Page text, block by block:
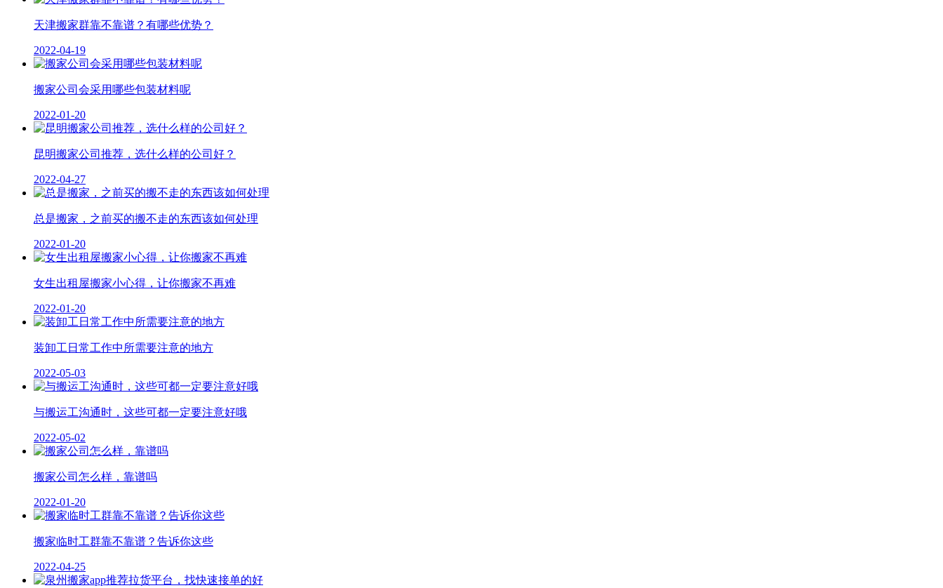
天津搬家群靠不靠谱？有哪些优势？
2022-04-19
搬家公司会采用哪些包装材料呢
2022-01-20
昆明搬家公司推荐，选什么样的公司好？
2022-04-27
总是搬家，之前买的搬不走的东西该如何处理
2022-01-20
女生出租屋搬家小心得，让你搬家不再难
2022-01-20
装卸工日常工作中所需要注意的地方
2022-05-03
与搬运工沟通时，这些可都一定要注意好哦
2022-05-02
搬家公司怎么样，靠谱吗
2022-01-20
搬家临时工群靠不靠谱？告诉你这些
2022-04-25